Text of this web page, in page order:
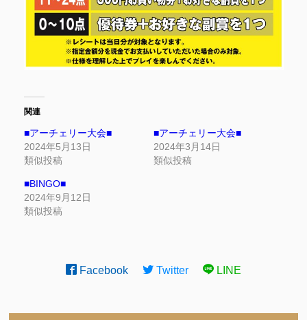
関連
■アーチェリー大会■
2024年5月13日
類似投稿
■アーチェリー大会■
2024年3月14日
類似投稿
■BINGO■
2024年9月12日
類似投稿
Facebook Twitter LINE